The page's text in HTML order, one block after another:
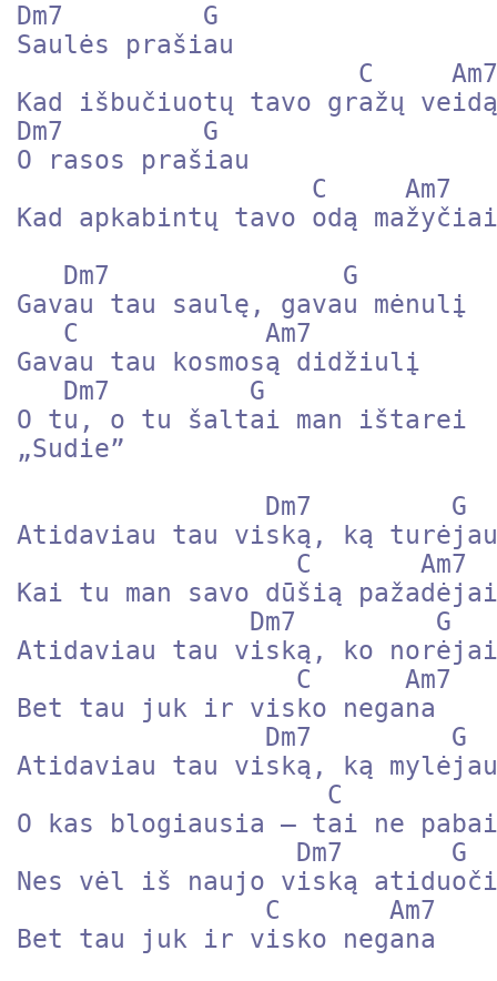
Dm7         G
Saulės prašiau
Kad išbučiuotų tavo gražų
Dm7         G
O rasos prašiau
Kad apkabintų tavo odą
Gavau tau saulę, gavau mėnulį
Gavau tau kosmosą didžiulį
O tu, o tu šaltai man ištarei
„Sudie”
Atidaviau tau viską, ką turėjau
Kai tu man savo dūšią pažadėjai
Atidaviau tau viską, ko norėjai
Bet tau juk ir visko negana
Atidaviau tau viską, ką mylėjau
O kas blogiausia – tai ne
Nes vėl iš naujo viską
Bet tau juk ir visko negana